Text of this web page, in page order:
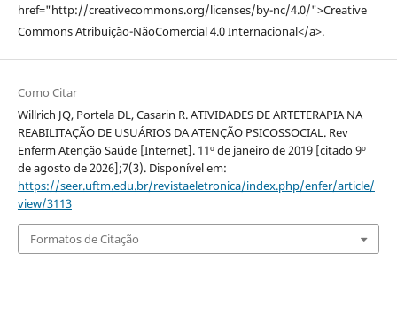
href="http://creativecommons.org/licenses/by-nc/4.0/">Creative
Commons Atribuição-NãoComercial 4.0 Internacional</a>.
Como Citar
Willrich JQ, Portela DL, Casarin R. ATIVIDADES DE ARTETERAPIA NA
REABILITAÇÃO DE USUÁRIOS DA ATENÇÃO PSICOSSOCIAL. Rev
Enferm Atenção Saúde [Internet]. 11º de janeiro de 2019 [citado 9º
de agosto de 2026];7(3). Disponível em:
https://seer.uftm.edu.br/revistaeletronica/index.php/enfer/article/
view/3113
Formatos de Citação